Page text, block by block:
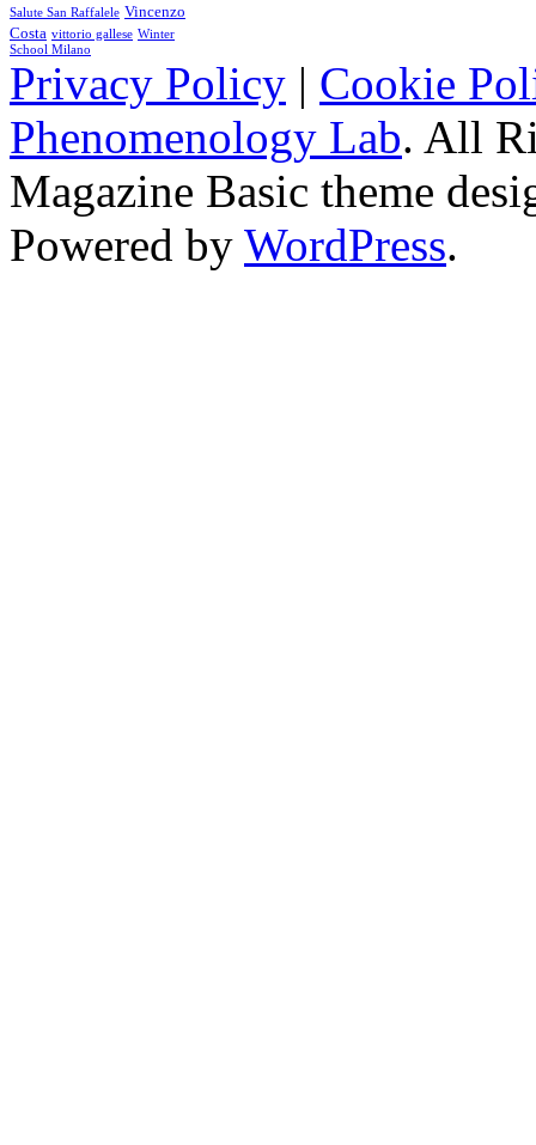
Salute San Raffalele Vincenzo
Costa vittorio gallese Winter
School Milano
Privacy Policy | Cookie
Phenomenology Lab. All
Magazine Basic theme
Powered by WordPress.